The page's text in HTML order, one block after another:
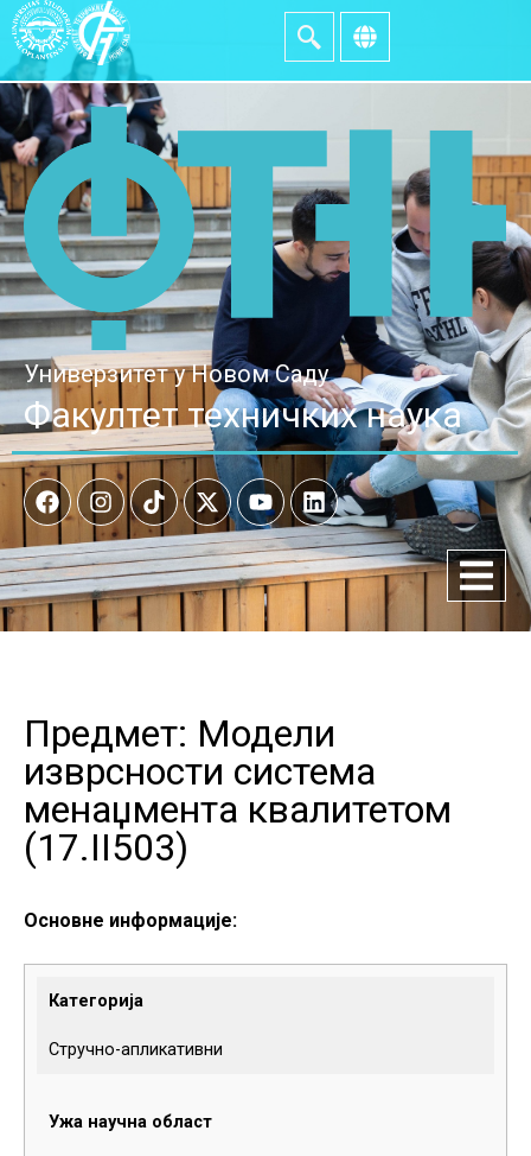
Универзитет у Новом Саду
Факултет техничких наука
Предмет: Модели
изврсности система
менаџмента квалитетом
(17.II503)
Основне информације:
Категорија
Стручно-апликативни
Ужа научна област